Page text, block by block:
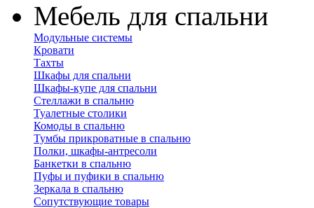
Мебель для спальни
Модульные системы
Кровати
Тахты
Шкафы для спальни
Шкафы-купе для спальни
Стеллажи в спальню
Туалетные столики
Комоды в спальню
Тумбы прикроватные в спальню
Полки, шкафы-антресоли
Банкетки в спальню
Пуфы и пуфики в спальню
Зеркала в спальню
Сопутствующие товары